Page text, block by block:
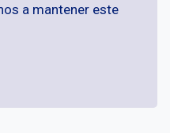
a mantener este